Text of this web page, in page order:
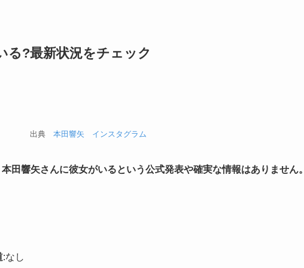
る?最新状況をチェック
出典 本田響矢 インスタグラム
田響矢さんに彼女がいるという公式発表や確実な情報はありません。
:なし